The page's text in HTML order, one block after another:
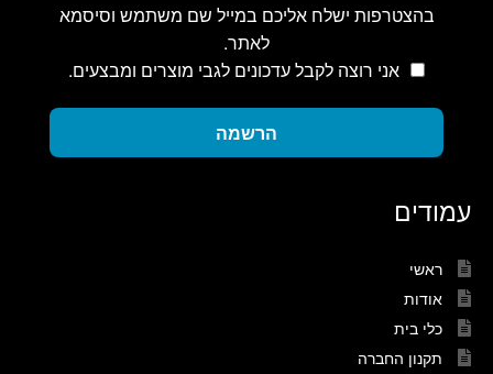
בהצטרפות ישלח אליכם במייל שם משתמש וסיסמא
לאתר.
אני רוצה לקבל עדכונים לגבי מוצרים ומבצעים.
הרשמה
עמודים
ראשי
אודות
כלי בית
תקנון החברה